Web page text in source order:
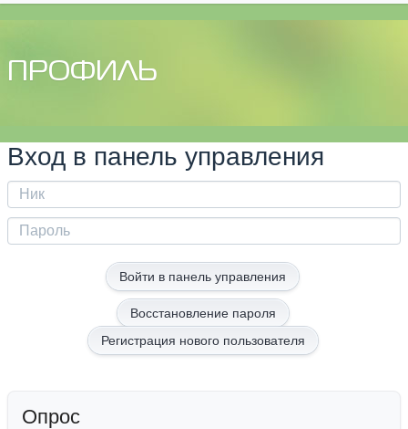
ПРОФИЛЬ
Вход в панель управления
Восстановление пароля
Регистрация нового пользователя
Опрос